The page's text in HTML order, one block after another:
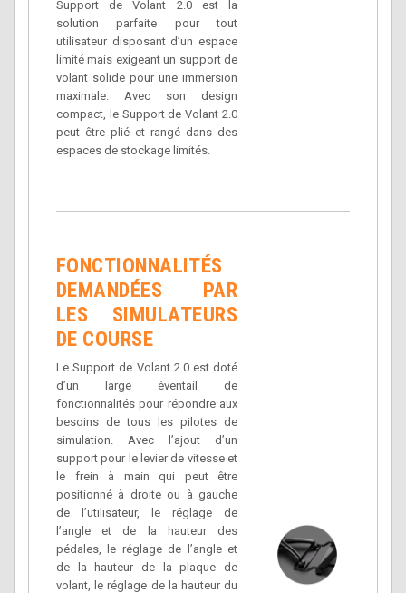
Support de Volant 2.0 est la
solution parfaite pour tout
utilisateur disposant d’un espace
limité mais exigeant un support de
volant solide pour une immersion
maximale. Avec son design
compact, le Support de Volant 2.0
peut être plié et rangé dans des
espaces de stockage limités.
FONCTIONNALITÉS
DEMANDÉES PAR
LES SIMULATEURS
DE COURSE
Le Support de Volant 2.0 est doté
d’un large éventail de
fonctionnalités pour répondre aux
besoins de tous les pilotes de
simulation. Avec l’ajout d’un
support pour le levier de vitesse et
le frein à main qui peut être
positionné à droite ou à gauche
de l’utilisateur, le réglage de
l’angle et de la hauteur des
pédales, le réglage de l’angle et
de la hauteur de la plaque de
volant, le réglage de la hauteur du